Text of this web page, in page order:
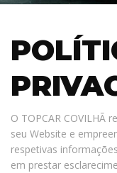
O TOPCAR COVILHÃ
seu Website e
respetivas
em prestar